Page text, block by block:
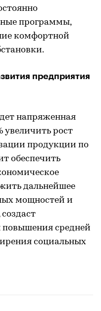
программы,
комфортной
предприятия
напряженная
увеличить рост
продукции по
обеспечить
дальнейшее
мощностей и
повышения средней
социальных